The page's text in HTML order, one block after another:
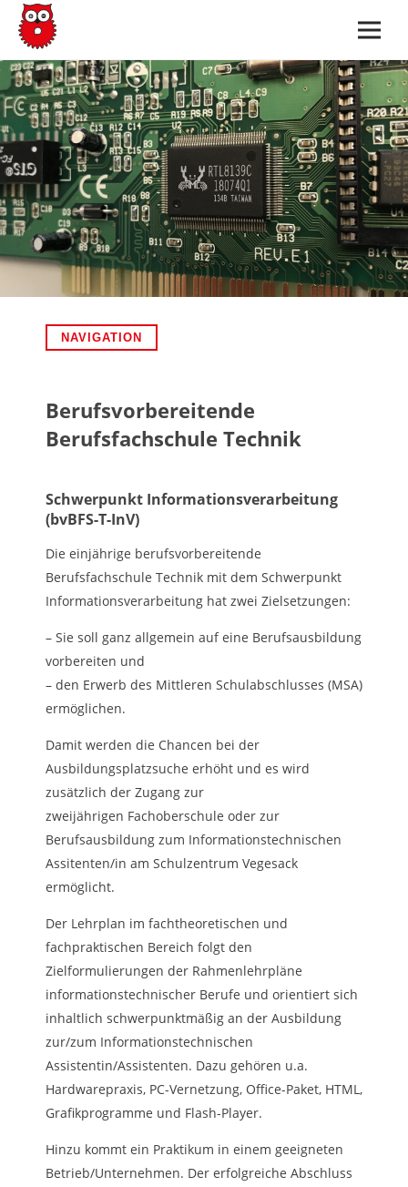
NAVIGATION
Berufsvorbereitende
Berufsfachschule Technik
Schwerpunkt Informationsverarbeitung
(bvBFS-T-InV)
Die einjährige berufsvorbereitende
Berufsfachschule Technik mit dem Schwerpunkt
Informationsverarbeitung hat zwei Zielsetzungen:
– Sie soll ganz allgemein auf eine Berufsausbildung
vorbereiten und
– den Erwerb des Mittleren Schulabschlusses (MSA)
ermöglichen.
Damit werden die Chancen bei der
Ausbildungsplatzsuche erhöht und es wird
zusätzlich der Zugang zur
zweijährigen Fachoberschule oder zur
Berufsausbildung zum Informationstechnischen
Assitenten/in am Schulzentrum Vegesack
ermöglicht.
Der Lehrplan im fachtheoretischen und
fachpraktischen Bereich folgt den
Zielformulierungen der Rahmenlehrpläne
informationstechnischer Berufe und orientiert sich
inhaltlich schwerpunktmäßig an der Ausbildung
zur/zum Informationstechnischen
Assistentin/Assistenten. Dazu gehören u.a.
Hardwarepraxis, PC-Vernetzung, Office-Paket, HTML,
Grafikprogramme und Flash-Player.
Hinzu kommt ein Praktikum in einem geeigneten
Betrieb/Unternehmen. Der erfolgreiche Abschluss